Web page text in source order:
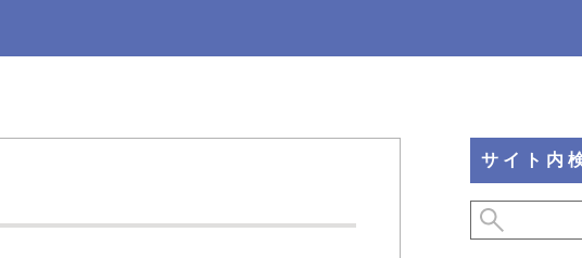
サイト内